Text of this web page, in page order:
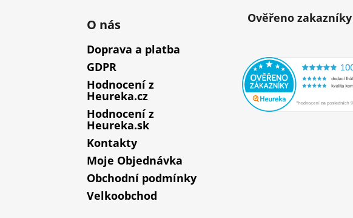
O nás
Doprava a platba
GDPR
Hodnocení z
Heureka.cz
Hodnocení z
Heureka.sk
Kontakty
Moje Objednávka
Obchodní podmínky
Velkoobchod
Ověřeno zakazníky